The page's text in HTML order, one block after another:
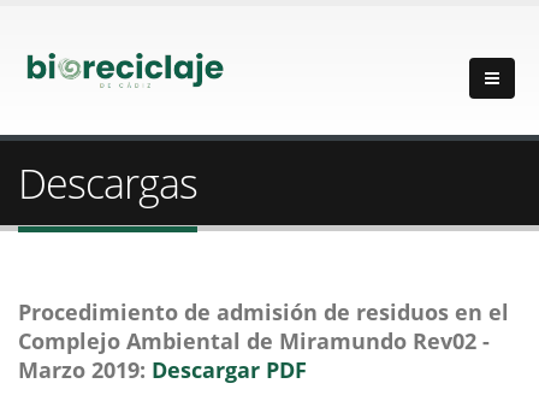
Descargas
Procedimiento de admisión de residuos en el
Complejo Ambiental de Miramundo Rev02 -
Marzo 2019: Descargar PDF